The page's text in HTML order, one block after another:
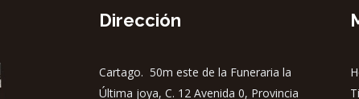
Dirección
Cartago. 50m este de la Funeraria la
Última joya, C. 12 Avenida 0, Provincia